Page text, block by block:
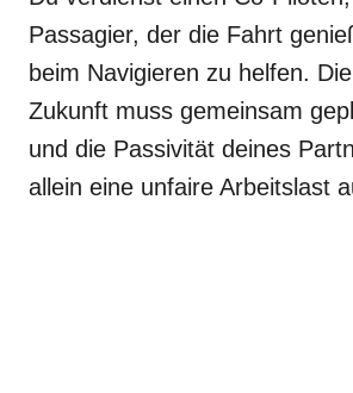
Passagier, der die Fahrt
beim Navigieren zu helfen.
Zukunft muss gemeinsam
und die Passivität deines
allein eine unfaire Arbeitslast